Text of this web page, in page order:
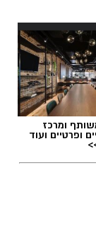
ומרכז
ופרטיים ועוד